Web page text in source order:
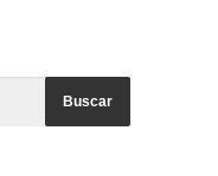
con una función de